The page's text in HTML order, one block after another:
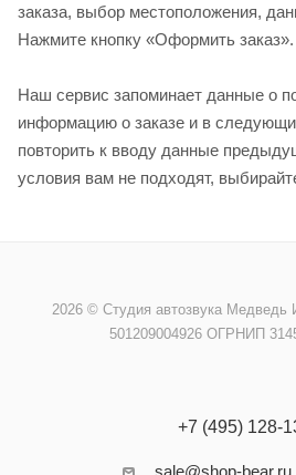
заказа, выбор местоположения,
Нажмите кнопку «Оформить заказ».
Наш сервис запоминает данные о
информацию о заказе и в
повторить к вводу данные
условия вам не подходят,
2026 © Cтудия автозвука
501209004926 ОГРНИП
+7 (495) 128-
sale@shop-bear.ru